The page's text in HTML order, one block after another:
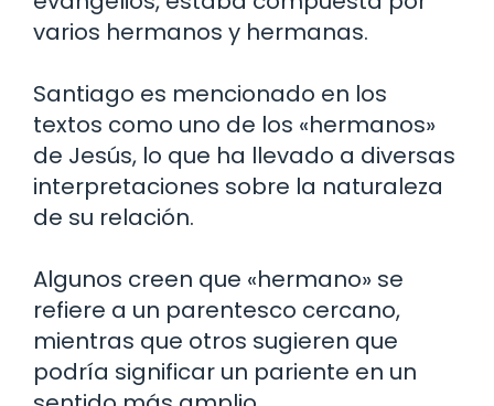
varios hermanos y hermanas.
Santiago es mencionado en los
textos como uno de los «hermanos»
de Jesús, lo que ha llevado a diversas
interpretaciones sobre la naturaleza
de su relación.
Algunos creen que «hermano» se
refiere a un parentesco cercano,
mientras que otros sugieren que
podría significar un pariente en un